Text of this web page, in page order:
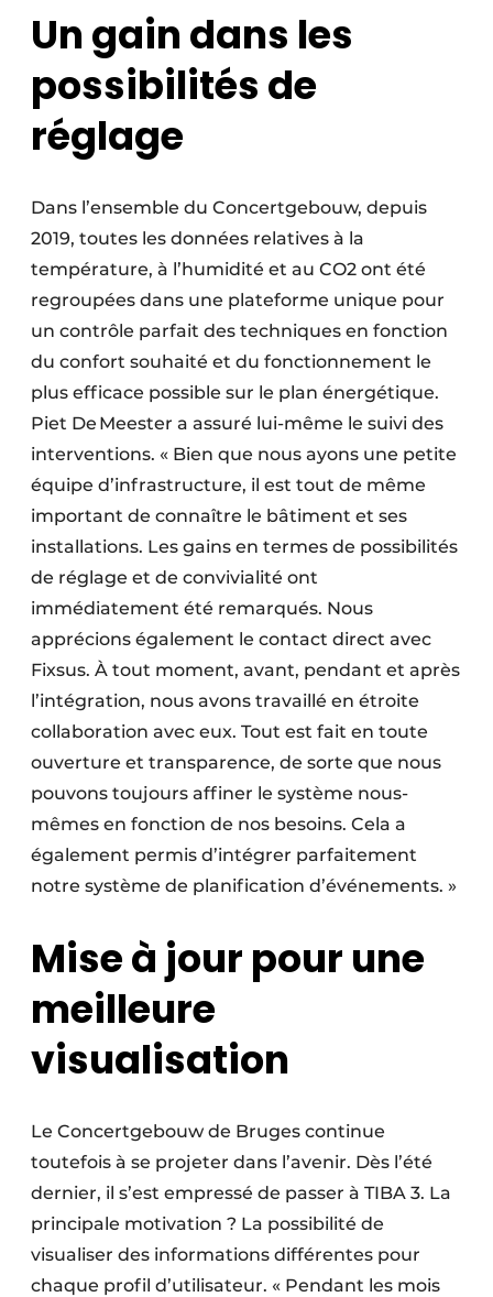
Un gain dans les
possibilités de
réglage
Dans l’ensemble du Concertgebouw, depuis
2019, toutes les données relatives à la
température, à l’humidité et au CO2 ont été
regroupées dans une plateforme unique pour
un contrôle parfait des techniques en fonction
du confort souhaité et du fonctionnement le
plus efficace possible sur le plan énergétique.
Piet De Meester a assuré lui-même le suivi des
interventions. « Bien que nous ayons une petite
équipe d’infrastructure, il est tout de même
important de connaître le bâtiment et ses
installations. Les gains en termes de possibilités
de réglage et de convivialité ont
immédiatement été remarqués. Nous
apprécions également le contact direct avec
Fixsus. À tout moment, avant, pendant et après
l’intégration, nous avons travaillé en étroite
collaboration avec eux. Tout est fait en toute
ouverture et transparence, de sorte que nous
pouvons toujours affiner le système nous-
mêmes en fonction de nos besoins. Cela a
également permis d’intégrer parfaitement
notre système de planification d’événements. »
Mise à jour pour une
meilleure
visualisation
Le Concertgebouw de Bruges continue
toutefois à se projeter dans l’avenir. Dès l’été
dernier, il s’est empressé de passer à TIBA 3. La
principale motivation ? La possibilité de
visualiser des informations différentes pour
chaque profil d’utilisateur. « Pendant les mois